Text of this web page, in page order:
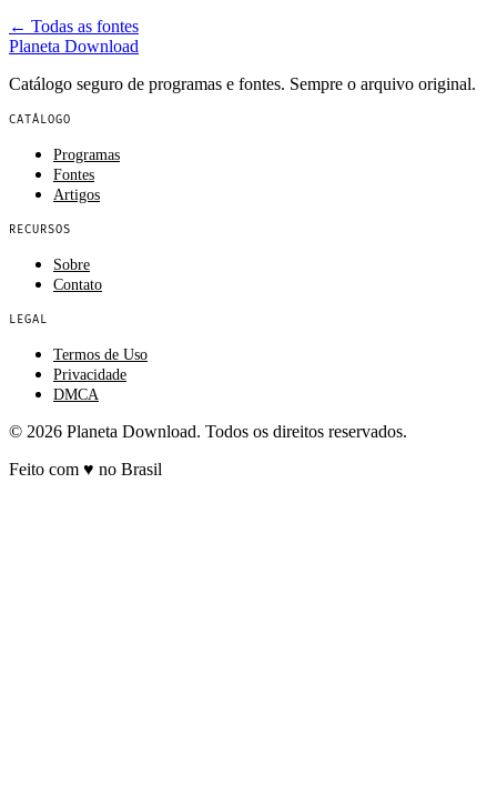
← Todas as fontes
Planeta Download
Catálogo seguro de programas e fontes. Sempre o arquivo original.
CATÁLOGO
Programas
Fontes
Artigos
RECURSOS
Sobre
Contato
LEGAL
Termos de Uso
Privacidade
DMCA
© 2026 Planeta Download. Todos os direitos reservados.
Feito com ♥ no Brasil